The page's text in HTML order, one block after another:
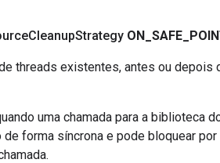
CleanupStrategy ON SAFE
threads existentes, antes ou depois
uma chamada para a biblioteca
forma síncrona e pode bloquear